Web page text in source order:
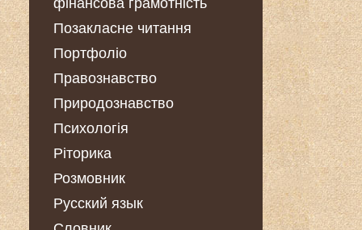
фінансова грамотність
Позакласне читання
Портфоліо
Правознавство
Природознавство
Психологія
Ріторика
Розмовник
Русский язык